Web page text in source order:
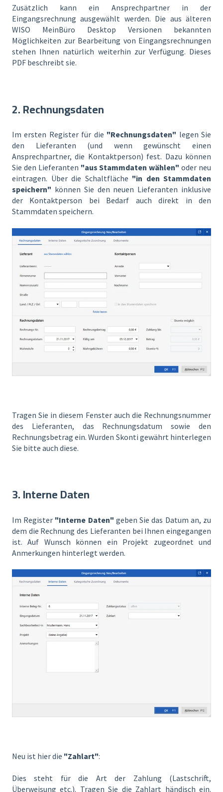
Zusätzlich kann ein Ansprechpartner in der
Eingangsrechnung ausgewählt werden. Die aus älteren
WISO MeinBüro Desktop Versionen bekannten
Möglichkeiten zur Bearbeitung von Eingangsrechnungen
stehen Ihnen natürlich weiterhin zur Verfügung. Dieses
PDF beschreibt sie.
2. Rechnungsdaten
Im ersten Register für die "Rechnungsdaten" legen Sie
den Lieferanten (und wenn gewünscht einen
Ansprechpartner, die Kontaktperson) fest. Dazu können
Sie den Lieferanten "aus Stammdaten wählen" oder neu
eintragen. Über die Schaltfläche "in den Stammdaten
speichern" können Sie den neuen Lieferanten inklusive
der Kontaktperson bei Bedarf auch direkt in den
Stammdaten speichern.
Tragen Sie in diesem Fenster auch die Rechnungsnummer
des Lieferanten, das Rechnungsdatum sowie den
Rechnungsbetrag ein. Wurden Skonti gewährt hinterlegen
Sie bitte auch diese.
3. Interne Daten
Im Register "Interne Daten" geben Sie das Datum an, zu
dem die Rechnung des Lieferanten bei Ihnen eingegangen
ist. Auf Wunsch können ein Projekt zugeordnet und
Anmerkungen hinterlegt werden.
Neu ist hier die "Zahlart":
Dies steht für die Art der Zahlung (Lastschrift,
Überweisung etc.). Tragen Sie die Zahlart händisch ein.